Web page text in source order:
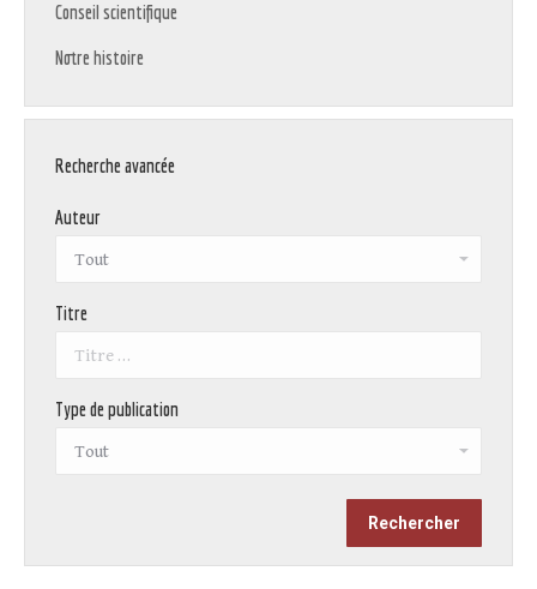
Conseil scientifique
Notre histoire
Recherche avancée
Auteur
Titre
Type de publication